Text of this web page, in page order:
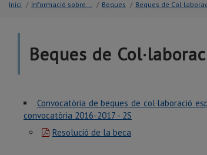
Inici / Informació sobre... / Beques / Beques de
Beques de
Convocatòria de beques de col·laboració
convocatòria 2016-2017 - 2S
Resolució de la beca